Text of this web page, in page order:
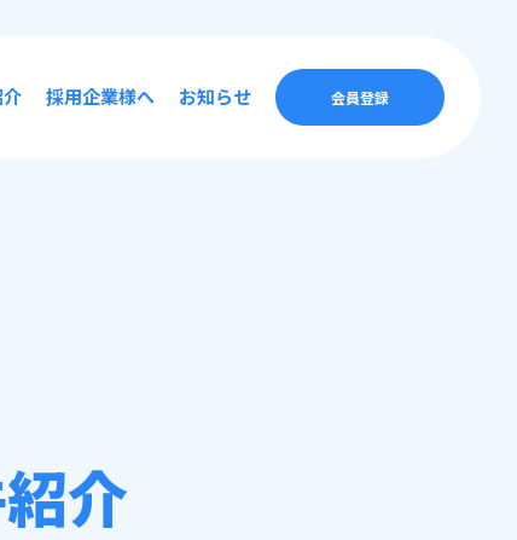
採用企業様へ お知らせ 会員登録
介